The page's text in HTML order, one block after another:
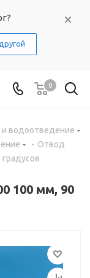
0
и водоотведение
- Отвод
100 мм, 90